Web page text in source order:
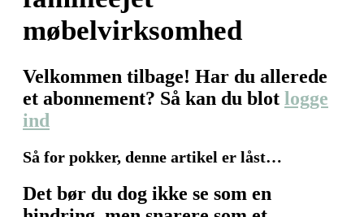
møbelvirksomhed
Velkommen tilbage! Har du allerede
et abonnement? Så kan du blot logge
ind
Så for pokker, denne artikel er låst…
Det bør du dog ikke se som en